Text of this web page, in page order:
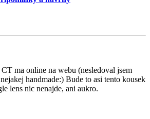
ma online na webu (nesledoval jsem
handmade:) Bude to asi tento kousek
lens nic nenajde, ani aukro.